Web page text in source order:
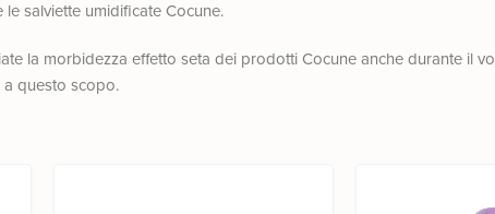
salviette umidificate Cocune.
la morbidezza effetto seta dei prodotti Cocune anche durante il
a questo scopo.